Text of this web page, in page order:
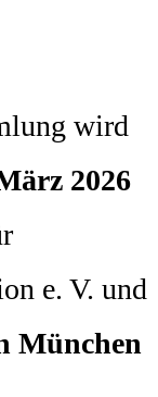
wird
2026
e. V. und
München